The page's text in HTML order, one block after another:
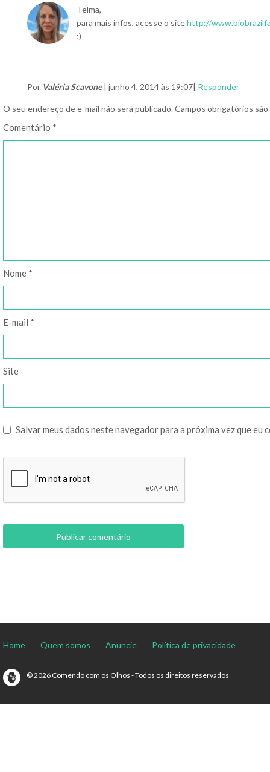
Telma,
para mais infos, acesse o sitehttp://
;)
Por Valéria Scavone| junho 4, 2014 às 19:07| Responder
O seu endereço de e-mail não será publicado.Campos obrigatórios
Comentário *
Nome *
E-mail *
Site
Salvar meus dados neste navegador para a próxima vez que eu
Home Quem somos Anuncie Política de privacidade
© 2026 Comendo com os Olhos - Todos os direitos reservados